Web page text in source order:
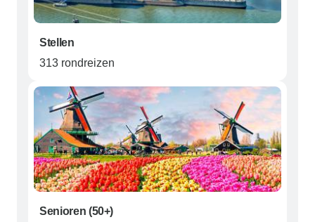
Stellen
313 rondreizen
Senioren (50+)